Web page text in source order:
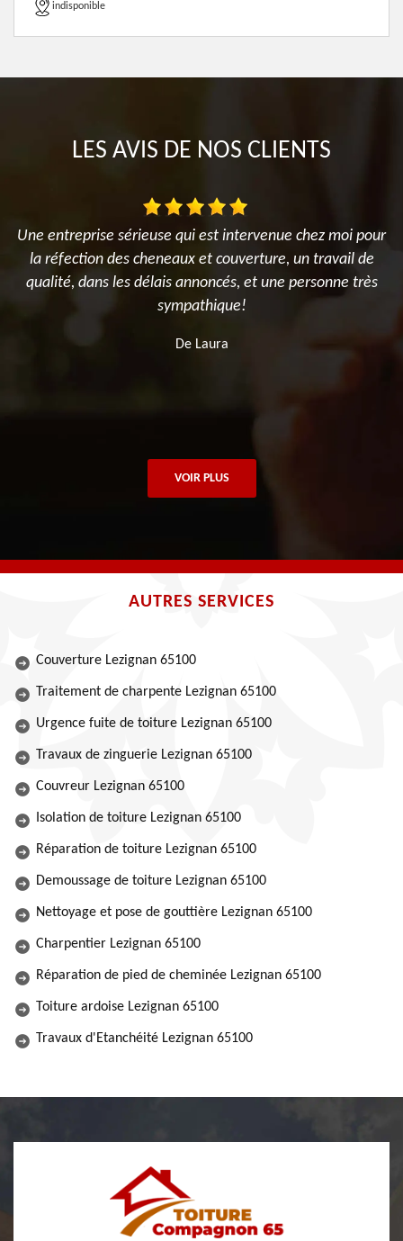
indisponible
LES AVIS DE NOS CLIENTS
Une entreprise sérieuse qui est intervenue chez moi pour
la réfection des cheneaux et couverture, un travail de
qualité, dans les délais annoncés, et une personne très
sympathique!
De Laura
VOIR PLUS
AUTRES SERVICES
Couverture Lezignan 65100
Traitement de charpente Lezignan 65100
Urgence fuite de toiture Lezignan 65100
Travaux de zinguerie Lezignan 65100
Couvreur Lezignan 65100
Isolation de toiture Lezignan 65100
Réparation de toiture Lezignan 65100
Demoussage de toiture Lezignan 65100
Nettoyage et pose de gouttière Lezignan 65100
Charpentier Lezignan 65100
Réparation de pied de cheminée Lezignan 65100
Toiture ardoise Lezignan 65100
Travaux d'Etanchéité Lezignan 65100